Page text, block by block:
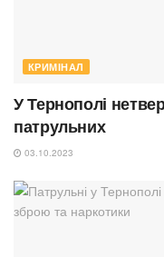
КРИМІНАЛ
У Тернополі
патрульних
03.10.2023